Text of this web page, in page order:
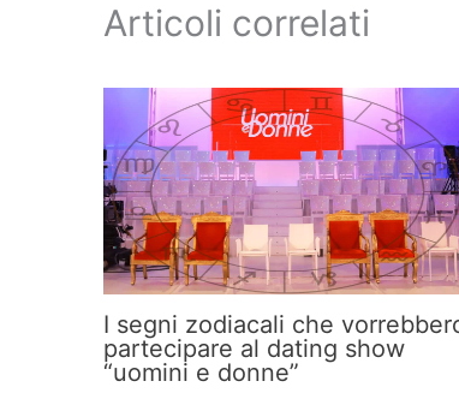
Articoli correlati
I segni zodiacali che
partecipare al dating show
“uomini e donne”